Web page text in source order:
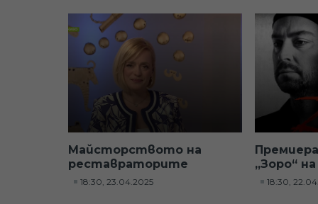
Майсторството на
реставраторите
18:30, 23.04.2025
„Зоро“
18:30,